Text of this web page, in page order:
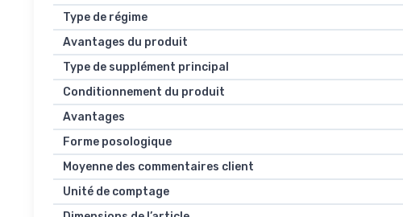
Type de régime
Avantages du produit
Type de supplément principal
Conditionnement du produit
Avantages
Forme posologique
Moyenne des commentaires client
Unité de comptage